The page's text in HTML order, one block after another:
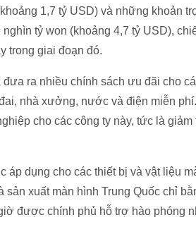
1,7 tỷ USD) và những khoản
tỷ won (khoảng 4,7 tỷ USD),
trong giai đoạn đó.
ra nhiều chính sách ưu đãi cho
nhà xưởng, nước và điện miễn
cho các công ty này, tức là
áp dụng cho các thiết bị và vật liệu
sản xuất màn hình Trung Quốc chỉ
được chính phủ hỗ trợ hào phóng